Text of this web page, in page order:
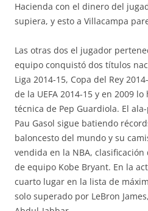
Hacienda con el dinero del
supiera, y esto a Villacampa
Las otras dos el jugador
equipo conquistó dos títulos
Liga 2014-15, Copa del Rey
de la UEFA 2014-15 y en 2009
técnica de Pep Guardiola. El
Pau Gasol sigue batiendo
baloncesto del mundo y su
vendida en la NBA,
de equipo Kobe Bryant. En la
cuarto lugar en la lista de
solo superado por LeBron